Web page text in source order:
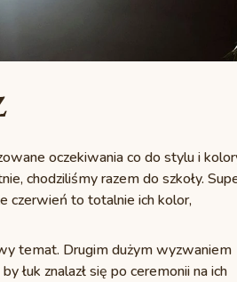
oczekiwania co do stylu i
chodziliśmy razem do szkoły.
czerwień to totalnie ich kolor,
temat. Drugim dużym wyzwaniem
łuk znalazł się po ceremonii na ich